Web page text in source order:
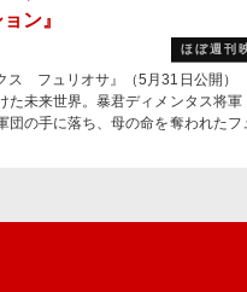
ン』
ほぼ週刊
クス フュリオサ』（5月31日公開
た未来世界。暴君ディメンタス将
団の手に落ち、母の命を奪われた